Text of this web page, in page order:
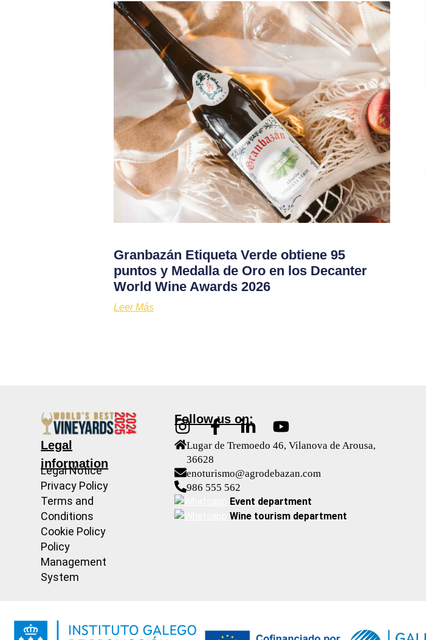
Granbazán Etiqueta Verde obtiene 95
puntos y Medalla de Oro en los Decanter
World Wine Awards 2026
Leer Más
Legal
information
Legal Notice
Privacy Policy
Terms and
Conditions
Cookie Policy
Policy
Management
System
Lugar de Tremoedo 46, Vilanova de Arousa,
36628
enoturismo@agrodebazan.com
Follow us on:
986 555 562
Event department
Wine tourism department